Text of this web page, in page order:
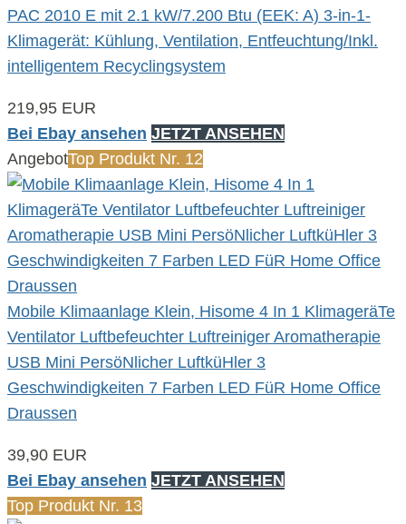
PAC 2010 E mit 2.1 kW/7.200 Btu (EEK: A) 3-in-1-
Klimagerät: Kühlung, Ventilation, Entfeuchtung/Inkl.
intelligentem Recyclingsystem
219,95 EUR
Bei Ebay ansehen JETZT ANSEHEN
AngebotTop Produkt Nr. 12
Mobile Klimaanlage Klein, Hisome 4 In 1 KlimageräTe
Ventilator Luftbefeuchter Luftreiniger Aromatherapie
USB Mini PersöNlicher LuftküHler 3
Geschwindigkeiten 7 Farben LED FüR Home Office
Draussen
39,90 EUR
Bei Ebay ansehen JETZT ANSEHEN
Top Produkt Nr. 13